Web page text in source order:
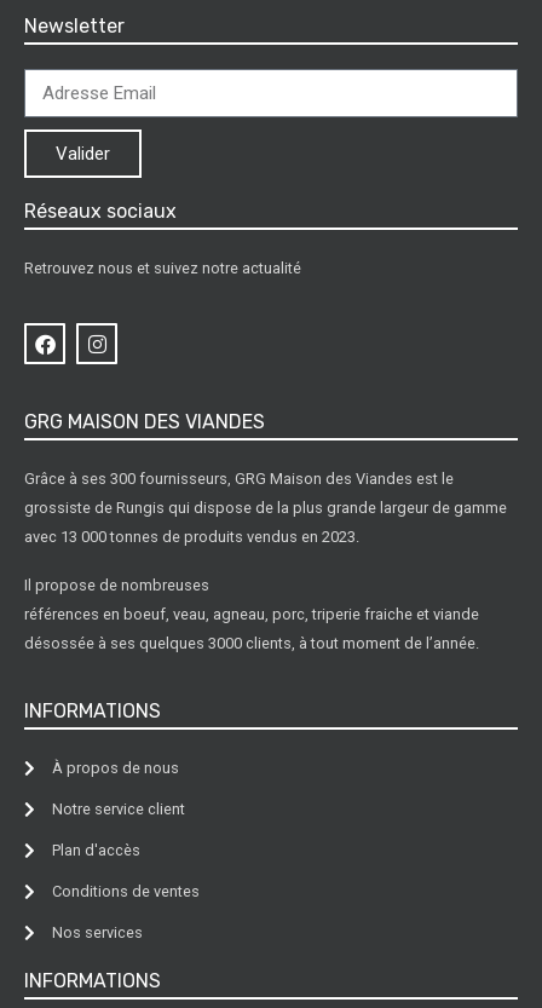
Newsletter
Valider
Réseaux sociaux
Retrouvez nous et suivez notre actualité
GRG MAISON DES VIANDES
Grâce à ses 300 fournisseurs, GRG Maison des Viandes est le
grossiste de Rungis qui dispose de la plus grande largeur de gamme
avec 13 000 tonnes de produits vendus en 2023.
Il propose de nombreuses
références en boeuf, veau, agneau, porc, triperie fraiche et viande
désossée à ses quelques 3000 clients, à tout moment de l’année.
INFORMATIONS
À propos de nous
Notre service client
Plan d'accès
Conditions de ventes
Nos services
INFORMATIONS